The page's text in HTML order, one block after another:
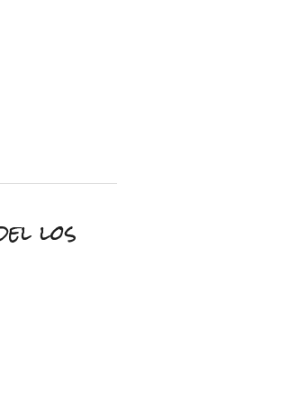
los